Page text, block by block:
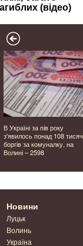
В Україні за пів року
з'явилось понад 108 тисяч
боргів за комуналку, на
Волині – 2598
Новини
Луцьк
Волинь
Україна